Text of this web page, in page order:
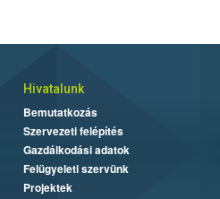
Hivatalunk
Bemutatkozás
Szervezeti felépítés
Gazdálkodási adatok
Felügyeleti szervünk
Projektek